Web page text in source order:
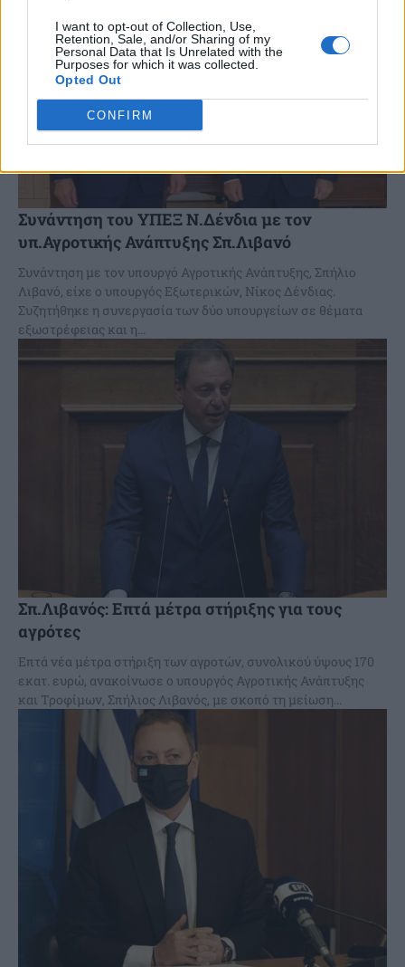
I want to opt-out of Collection, Use,
Retention, Sale, and/or Sharing of my
Personal Data that Is Unrelated with the
Purposes for which it was collected.
Opted Out
CONFIRM
Συνάντηση του ΥΠΕΞ Ν.Δένδια με τον
υπ.Αγροτικής Ανάπτυξης Σπ.Λιβανό
Συνάντηση με τον υπουργό Αγροτικής Ανάπτυξης, Σπήλιο
Λιβανό, είχε ο υπουργός Εξωτερικών, Νίκος Δένδιας.
Συζητήθηκε η συνεργασία των δύο υπουργείων σε θέματα
εξωστρέφειας και η...
Σπ.Λιβανός: Επτά μέτρα στήριξης για τους
αγρότες
Επτά νέα μέτρα στήριξη των αγροτών, συνολικού ύψους 170
εκατ. ευρώ, ανακοίνωσε ο υπουργός Αγροτικής Ανάπτυξης
και Τροφίμων, Σπήλιος Λιβανός, με σκοπό τη μείωση...